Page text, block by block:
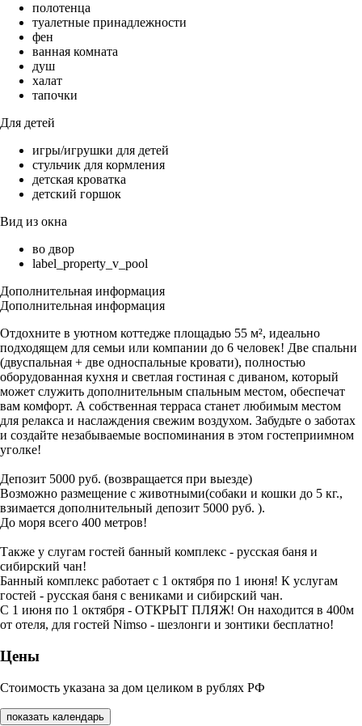
полотенца
туалетные принадлежности
фен
ванная комната
душ
халат
тапочки
Для детей
игры/игрушки для детей
стульчик для кормления
детская кроватка
детский горшок
Вид из окна
во двор
label_property_v_pool
Дополнительная информация
Дополнительная информация
Отдохните в уютном коттедже площадью 55 м², идеально
подходящем для семьи или компании до 6 человек! Две спальни
(двуспальная + две односпальные кровати), полностью
оборудованная кухня и светлая гостиная с диваном, который
может служить дополнительным спальным местом, обеспечат
вам комфорт. А собственная терраса станет любимым местом
для релакса и наслаждения свежим воздухом. Забудьте о заботах
и создайте незабываемые воспоминания в этом гостеприимном
уголке!
Депозит 5000 руб. (возвращается при выезде)
Возможно размещение с животными(собаки и кошки до 5 кг.,
взимается дополнительный депозит 5000 руб. ).
До моря всего 400 метров!
Также у слугам гостей банный комплекс - русская баня и
сибирский чан!
Банный комплекс работает с 1 октября по 1 июня! К услугам
гостей - русская баня с вениками и сибирский чан.
С 1 июня по 1 октября - ОТКРЫТ ПЛЯЖ! Он находится в 400м
от отеля, для гостей Nimso - шезлонги и зонтики бесплатно!
Цены
Стоимость указана за дом целиком в рублях РФ
показать календарь